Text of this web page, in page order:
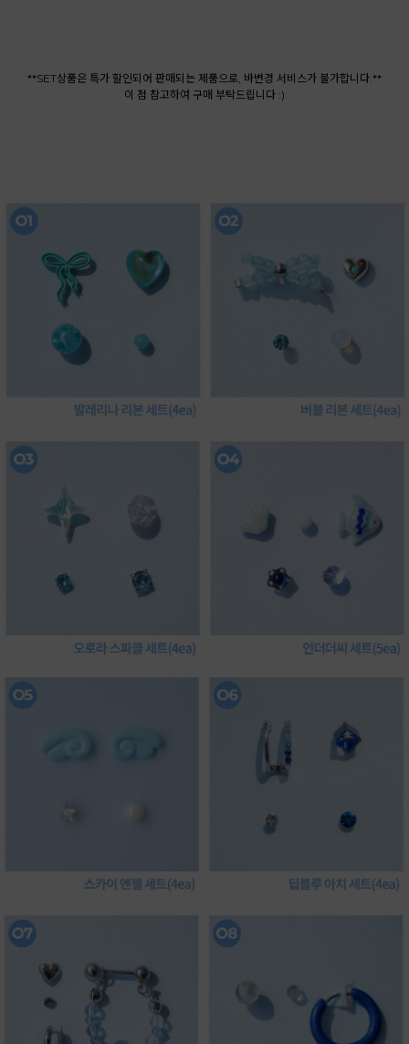
**SET상품은 특가 할인되어 판매되는 제품으로, 바변경 서비스가 불가합니다.**
이 점 참고하여 구매 부탁드립니다 :)